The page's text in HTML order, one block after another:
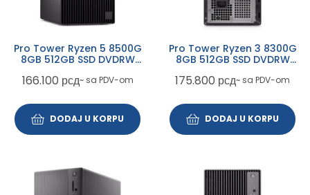
Pro Tower Ryzen 5 8500G
8GB 512GB SSD DVDRW
166.100 рсд~ sa PDV-om
DODAJ U KORPU
Pro Tower Ryzen 3 8300G
8GB 512GB SSD DVDRW
175.800 рсд~ sa PDV-om
DODAJ U KORPU